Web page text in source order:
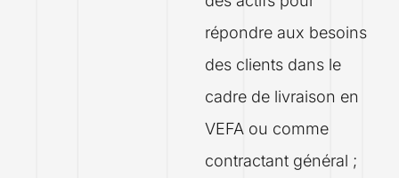
répondre aux besoins
des clients dans le
cadre de livraison en
VEFA ou comme
contractant général ;